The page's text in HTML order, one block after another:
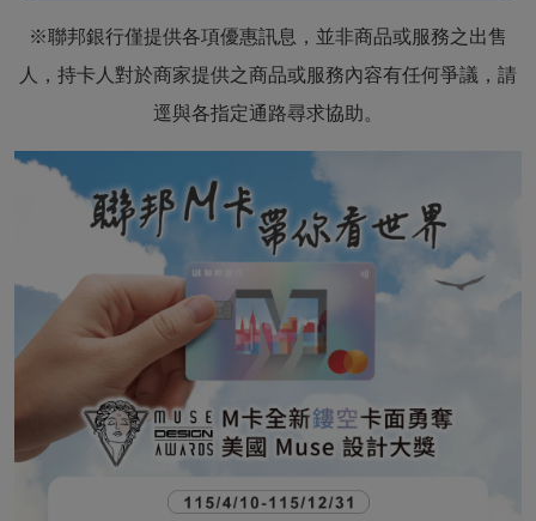
※聯邦銀行僅提供各項優惠訊息，並非商品或服務之出售
人，持卡人對於商家提供之商品或服務內容有任何爭議，請
逕與各指定通路尋求協助。